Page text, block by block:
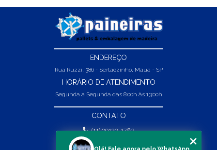
ENDEREÇO
Rua Ruzzi, 386 - Sertãozinho, Mauá - SP
HORÁRIO DE ATENDIMENTO
Segunda a Segunda das 8:00h às 13:00h
CONTATO
(11) 99132-1783
(11) 99132-1783